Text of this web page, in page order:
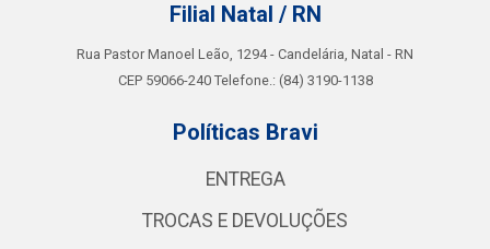
Filial Natal / RN
Rua Pastor Manoel Leão, 1294 - Candelária, Natal - RN
CEP 59066-240 Telefone.: (84) 3190-1138
Políticas Bravi
ENTREGA
TROCAS E DEVOLUÇÕES